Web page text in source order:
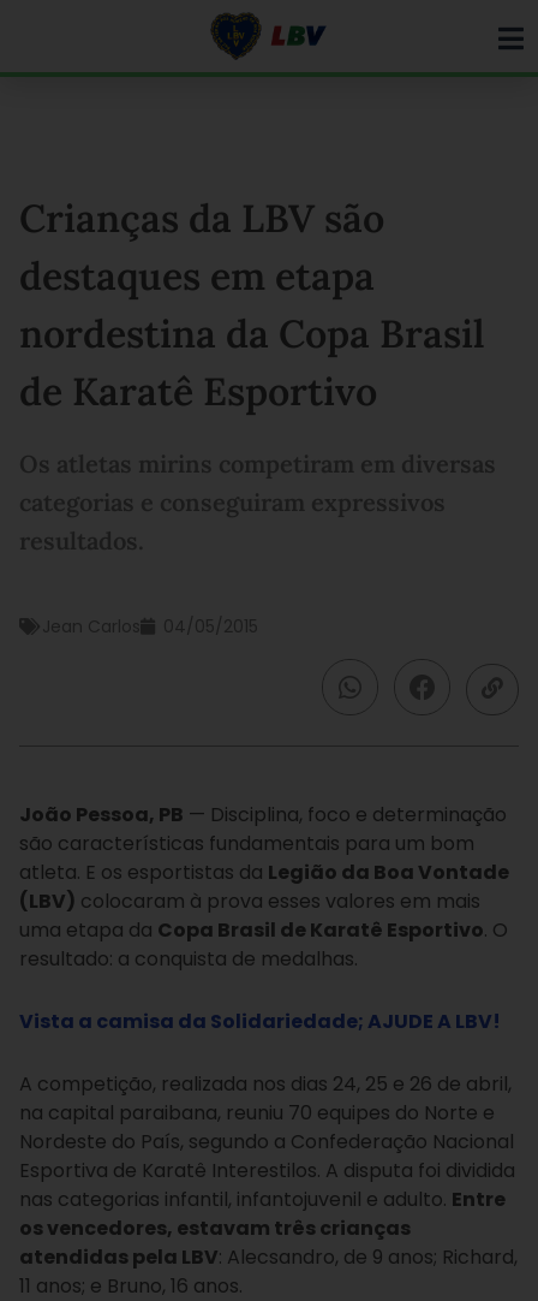
Crianças da LBV são
destaques em etapa
nordestina da Copa Brasil
de Karatê Esportivo
Os atletas mirins competiram em diversas
categorias e conseguiram expressivos
resultados.
Jean Carlos 04/05/2015
João Pessoa, PB — Disciplina, foco e determinação
são características fundamentais para um bom
atleta. E os esportistas da Legião da Boa Vontade
(LBV) colocaram à prova esses valores em mais
uma etapa da Copa Brasil de Karatê Esportivo. O
resultado: a conquista de medalhas.
Vista a camisa da Solidariedade; AJUDE A LBV!
A competição, realizada nos dias 24, 25 e 26 de abril,
na capital paraibana, reuniu 70 equipes do Norte e
Nordeste do País, segundo a Confederação Nacional
Esportiva de Karatê Interestilos. A disputa foi dividida
nas categorias infantil, infantojuvenil e adulto. Entre
os vencedores, estavam três crianças
atendidas pela LBV: Alecsandro, de 9 anos; Richard,
11 anos; e Bruno, 16 anos.